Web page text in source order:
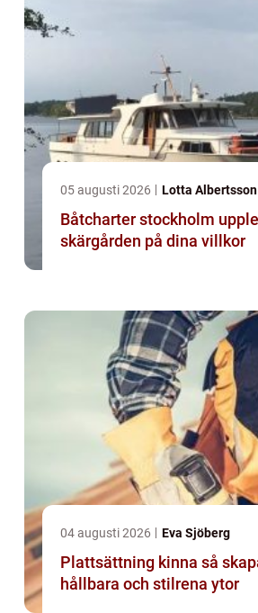
05 augusti 2026 Lotta Albertsson
Båtcharter stockholm upplev
skärgården på dina villkor
04 augusti 2026 Eva Sjöberg
Plattsättning kinna så skapar du
hållbara och stilrena ytor